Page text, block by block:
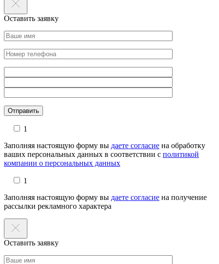
Оставить заявку
Оставьте это поле пустым.
1
Заполняя настоящую форму вы даете согласие на обработку
ваших персональных данных в соответствии с политикой
компании о персональных данных
1
Заполняя настоящую форму вы даете согласие на получение
рассылки рекламного характера
Оставить заявку